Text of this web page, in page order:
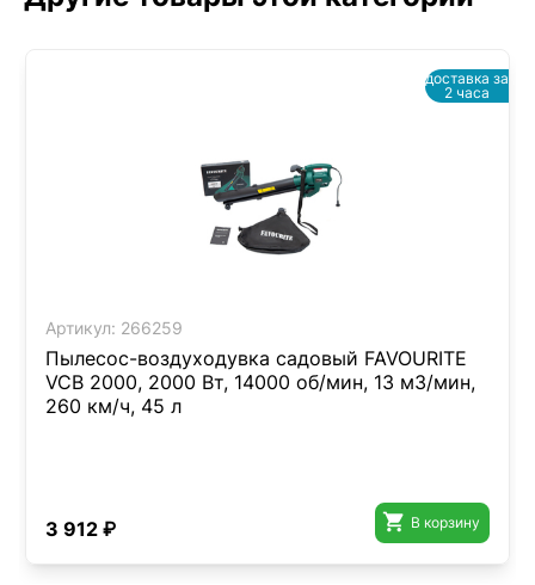
Артикул: 266259
Пылесос-воздуходувка садовый FAVOURITE
VCB 2000, 2000 Вт, 14000 об/мин, 13 м3/мин,
260 км/ч, 45 л
3 912 ₽  В корзину
доставка за
2 часа